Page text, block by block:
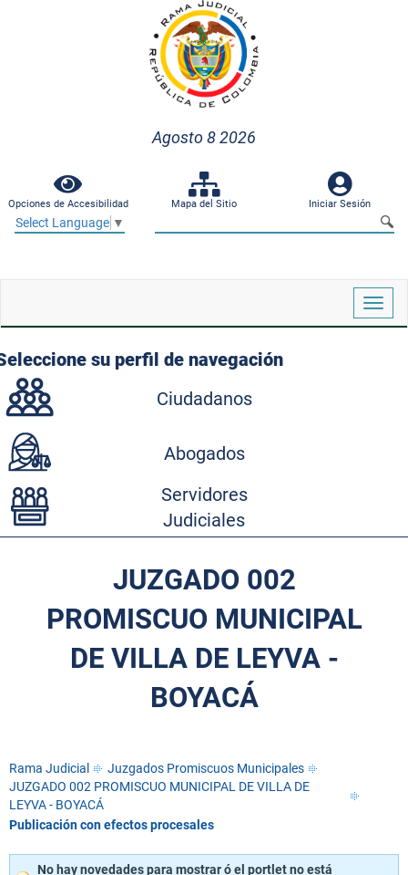
Agosto 8 2026
Opciones de Accesibilidad Mapa del Sitio Iniciar Sesión
Select Language ▼
su perfil de navegación
Ciudadanos
Abogados
Servidores
Judiciales
JUZGADO 002
PROMISCUO MUNICIPAL
DE VILLA DE LEYVA -
BOYACÁ
Rama Judicial
Juzgados Promiscuos Municipales
JUZGADO 002 PROMISCUO MUNICIPAL DE VILLA DE
LEYVA - BOYACÁ
Publicación con efectos procesales
No hay novedades para mostrar ó el portlet no está